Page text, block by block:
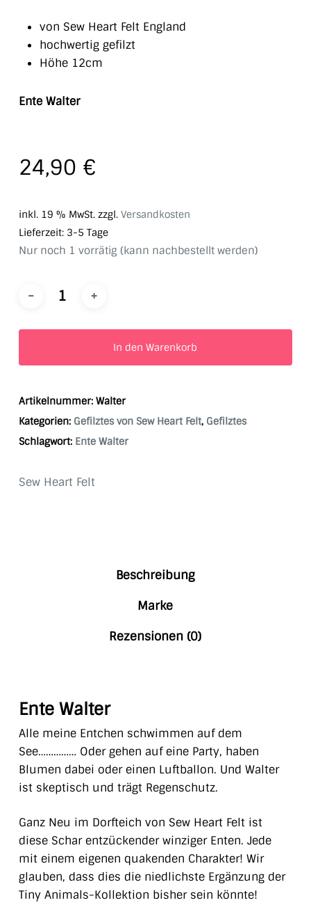
von Sew Heart Felt England
hochwertig gefilzt
Höhe 12cm
Ente Walter
24,90 €
inkl. 19 % MwSt. zzgl. Versandkosten
Lieferzeit: 3-5 Tage
Nur noch 1 vorrätig (kann nachbestellt werden)
In den Warenkorb
Artikelnummer: Walter
Kategorien: Gefilztes von Sew Heart Felt, Gefilztes
Schlagwort: Ente Walter
Sew Heart Felt
Beschreibung
Marke
Rezensionen (0)
Ente Walter
Alle meine Entchen schwimmen auf dem
See…………… Oder gehen auf eine Party, haben
Blumen dabei oder einen Luftballon. Und Walter
ist skeptisch und trägt Regenschutz.
Ganz Neu im Dorfteich von Sew Heart Felt ist
diese Schar entzückender winziger Enten. Jede
mit einem eigenen quakenden Charakter! Wir
glauben, dass dies die niedlichste Ergänzung der
Tiny Animals-Kollektion bisher sein könnte!